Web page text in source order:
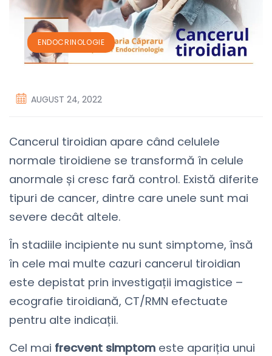
ENDOCRINOLOGIE
AUGUST 24, 2022
Cancerul tiroidian apare când celulele
normale tiroidiene se transformă în celule
anormale și cresc fară control. Există diferite
tipuri de cancer, dintre care unele sunt mai
severe decât altele.
În stadiile incipiente nu sunt simptome, însă
în cele mai multe cazuri cancerul tiroidian
este depistat prin investigații imagistice –
ecografie tiroidiană, CT/RMN efectuate
pentru alte indicații.
Cel mai frecvent simptom este apariția unui